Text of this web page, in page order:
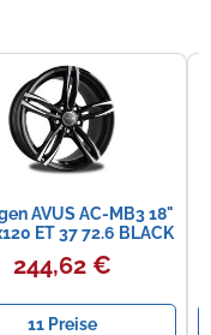
AVUS AC-MB3 18"
ET 37 72.6 BLACK
POLISHED
244,62 €
11 Preise